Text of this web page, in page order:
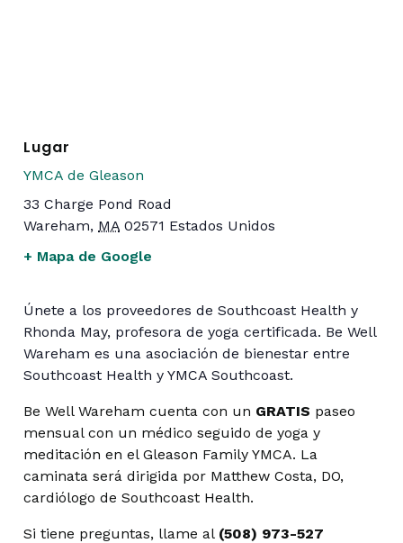
Lugar
YMCA de Gleason
33 Charge Pond Road
Wareham, MA 02571 Estados Unidos
+ Mapa de Google
Únete a los proveedores de Southcoast Health y
Rhonda May, profesora de yoga certificada. Be Well
Wareham es una asociación de bienestar entre
Southcoast Health y YMCA Southcoast.
Be Well Wareham cuenta con un GRATIS paseo
mensual con un médico seguido de yoga y
meditación en el Gleason Family YMCA. La
caminata será dirigida por Matthew Costa, DO,
cardiólogo de Southcoast Health.
Si tiene preguntas, llame al (508) 973-527